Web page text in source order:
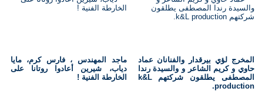
المخرج لؤي بيرقدار والفنانان عماد
حاوي و كريم الشاعر و والسيدة رندا
المصطفى يطلقون شركتهم k&L
production.
ماجد المهندس ، فارس كرم، مايا
دياب، شيرين أعادوا روتانا على
الخارطة الفنية !